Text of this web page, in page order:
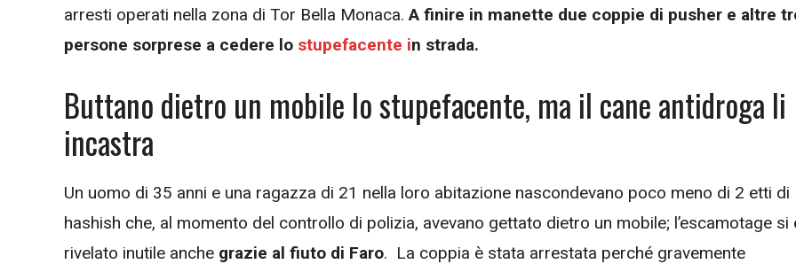
arresti operati nella zona di Tor Bella Monaca.A finire in manette due coppie di pusher e altre
persone sorprese a cedere lo stupefacente in strada.
Buttano dietro un mobile lo stupefacente, ma il cane antidroga li
incastra
Un uomo di 35 anni e una ragazza di 21 nella loro abitazione nascondevano poco meno di 2 etti di
hashish che, al momento del controllo di polizia, avevano gettato dietro un mobile; l’escamotage si
rivelato inutile anche grazie al fiuto di Faro. La coppia è stata arrestata perché gravemente